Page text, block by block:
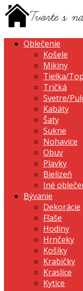
Oblečenie
Košele
Mikiny
Tielka/
Tričká
Svetre/
Kabáty
Šaty
Sukne
Nohavice
Obuv
Plavky
Bielizeň
Iné
Bývanie
Dekorácie
Fľaše
Hodiny
Hrnčeky
Košíky
Krabičky
Kraslice
Kytice